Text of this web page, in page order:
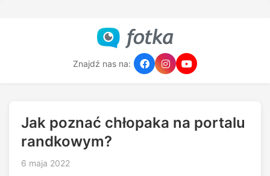
Znajdź nas na:
Jak poznać chłopaka na portalu
randkowym?
6 maja 2022